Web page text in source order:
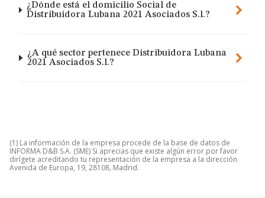
¿Dónde está el domicilio Social de
Distribuidora Lubana 2021 Asociados S.l.?
¿A qué sector pertenece Distribuidora Lubana
2021 Asociados S.l.?
(1) La información de la empresa procede de la base de datos de
INFORMA D&B S.A. (SME) Si aprecias que existe algún error por favor
dirígete acreditando tu representación de la empresa a la dirección
Avenida de Europa, 19, 28108, Madrid.